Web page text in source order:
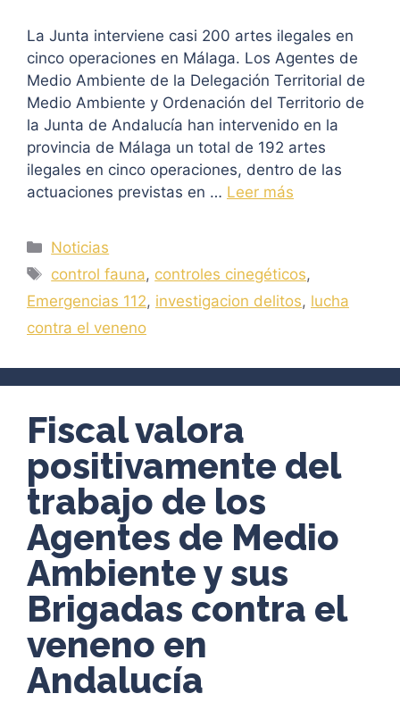
La Junta interviene casi 200 artes ilegales en
cinco operaciones en Málaga. Los Agentes de
Medio Ambiente de la Delegación Territorial de
Medio Ambiente y Ordenación del Territorio de
la Junta de Andalucía han intervenido en la
provincia de Málaga un total de 192 artes
ilegales en cinco operaciones, dentro de las
actuaciones previstas en … Leer más
Categorías
Noticias
Etiquetas
control fauna, controles cinegéticos,
Emergencias 112, investigacion delitos, lucha
contra el veneno
Fiscal valora
positivamente del
trabajo de los
Agentes de Medio
Ambiente y sus
Brigadas contra el
veneno en
Andalucía